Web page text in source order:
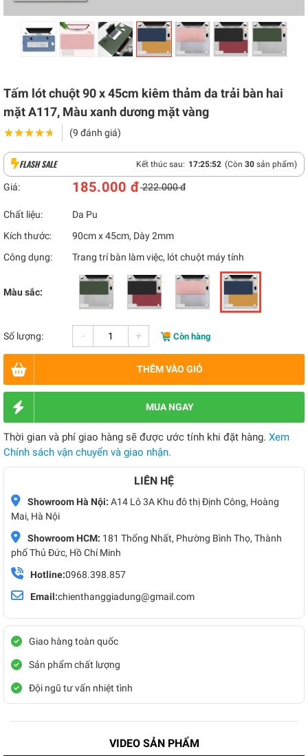
Tấm lót chuột 90 x 45cm kiêm thảm da trải bàn hai
mặt A117, Màu xanh dương mặt vàng
★★★★★
★★★★★ (9 đánh giá)
FLASH SALE Kết thúc sau: 17:25:51 (Còn 30 sản phẩm)
Giá: 185.000 đ222.000 đ
Chất liệu:
Da Pu
Kích thước:
90cm x 45cm, Dày 2mm
Công dụng:
Trang trí bàn làm việc, lót chuột máy tính
Màu sắc:
Số lượng: - + Còn hàng
THÊM VÀO GIỎ
MUA NGAY
Thời gian và phí giao hàng sẽ được ước tính khi đặt hàng. Xem
Chính sách vận chuyển và giao nhận.
LIÊN HỆ
Showroom Hà Nội: A14 Lô 3A Khu đô thị Định Công, Hoàng
Mai, Hà Nội
Showroom HCM: 181 Thống Nhất, Phường Bình Thọ, Thành
phố Thủ Đức, Hồ Chí Minh
Hotline:0968.398.857
Email:chienthanggiadung@gmail.com
Giao hàng toàn quốc
Sản phẩm chất lượng
Đội ngũ tư vấn nhiệt tình
VIDEO SẢN PHẨM